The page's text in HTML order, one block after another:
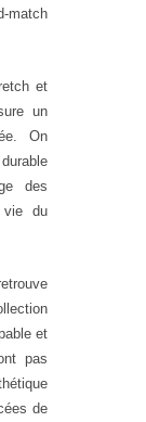
match
et
un
On
des
vie du
et
pas
de